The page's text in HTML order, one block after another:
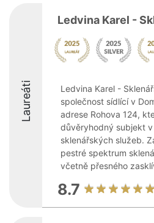
Laureáti
Ledvina Karel -
Ledvina Karel -
společnost sídlící v
adrese Rohova 124,
důvěryhodný subjekt
sklenářských služeb.
pestré spektrum
včetně přesného
8.7